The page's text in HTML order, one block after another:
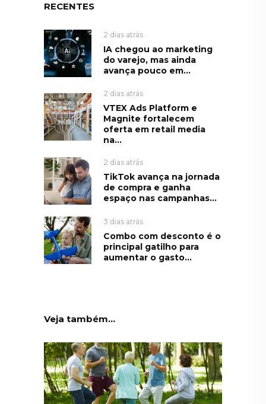
RECENTES
2 dias atrás
IA chegou ao marketing
do varejo, mas ainda
avança pouco em...
2 dias atrás
VTEX Ads Platform e
Magnite fortalecem
oferta em retail media
na...
2 dias atrás
TikTok avança na jornada
de compra e ganha
espaço nas campanhas...
3 dias atrás
Combo com desconto é o
principal gatilho para
aumentar o gasto...
Veja também...